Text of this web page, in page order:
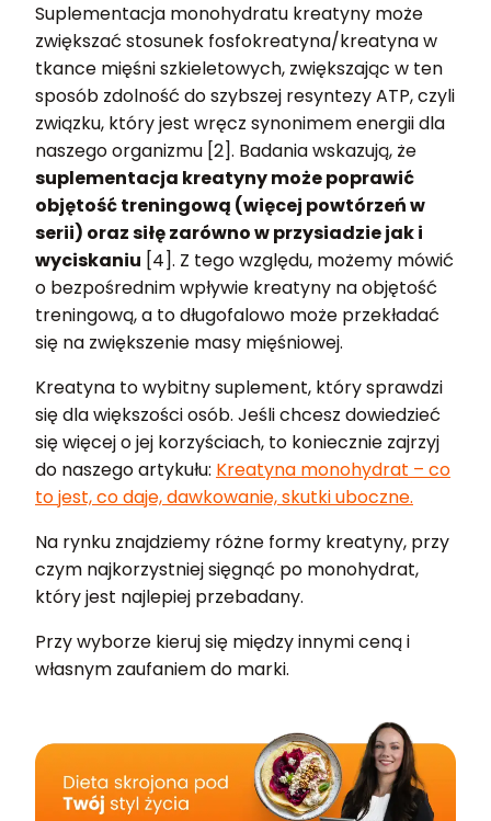
Suplementacja monohydratu kreatyny może
zwiększać stosunek fosfokreatyna/kreatyna w
tkance mięśni szkieletowych, zwiększając w ten
sposób zdolność do szybszej resyntezy ATP, czyli
związku, który jest wręcz synonimem energii dla
naszego organizmu [2]. Badania wskazują, że
suplementacja kreatyny może poprawić
objętość treningową (więcej powtórzeń w
serii) oraz siłę zarówno w przysiadzie jak i
wyciskaniu [4]. Z tego względu, możemy mówić
o bezpośrednim wpływie kreatyny na objętość
treningową, a to długofalowo może przekładać
się na zwiększenie masy mięśniowej.
Kreatyna to wybitny suplement, który sprawdzi
się dla większości osób. Jeśli chcesz dowiedzieć
się więcej o jej korzyściach, to koniecznie zajrzyj
do naszego artykułu: Kreatyna monohydrat – co
to jest, co daje, dawkowanie, skutki uboczne.
Na rynku znajdziemy różne formy kreatyny, przy
czym najkorzystniej sięgnąć po monohydrat,
który jest najlepiej przebadany.
Przy wyborze kieruj się między innymi ceną i
własnym zaufaniem do marki.